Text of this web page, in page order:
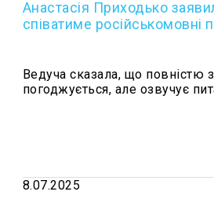
Анастасія Приходько
співатиме російськомовні
Ведуча сказала, що повністю
погоджується, але озвучує
8.07.2025